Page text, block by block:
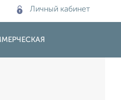
Личный кабинет